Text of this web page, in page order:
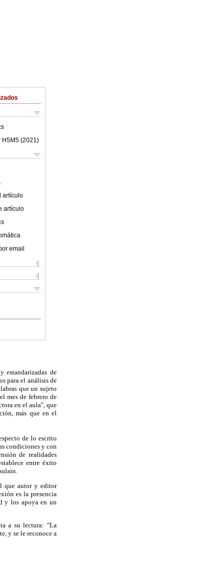
H5M5 (2021 )
artículo
artículo
email
estandarizadas de
para el análisis de
que un sujeto
mes de febrero de
en el aula", que
más que en el
de lo escrito
condiciones y con
de realidades
entre éxito
que autor y editor
es la presencia
y los apoya en un
a su lectura: "La
y se le reconoce a